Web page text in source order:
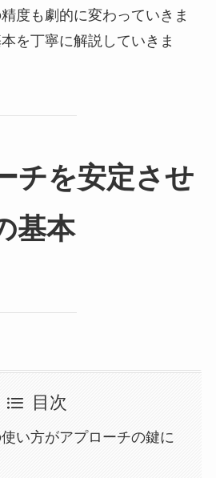
度も劇的に変わっていきま
を丁寧に解説していきま
チを安定させ
基本
目次
い方がアプローチの鍵に